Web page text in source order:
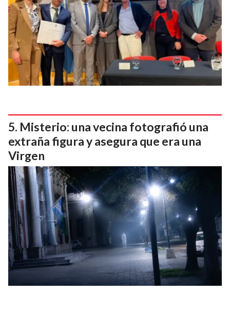
Misterio: una vecina fotografió una
extraña figura y asegura que era una
Virgen